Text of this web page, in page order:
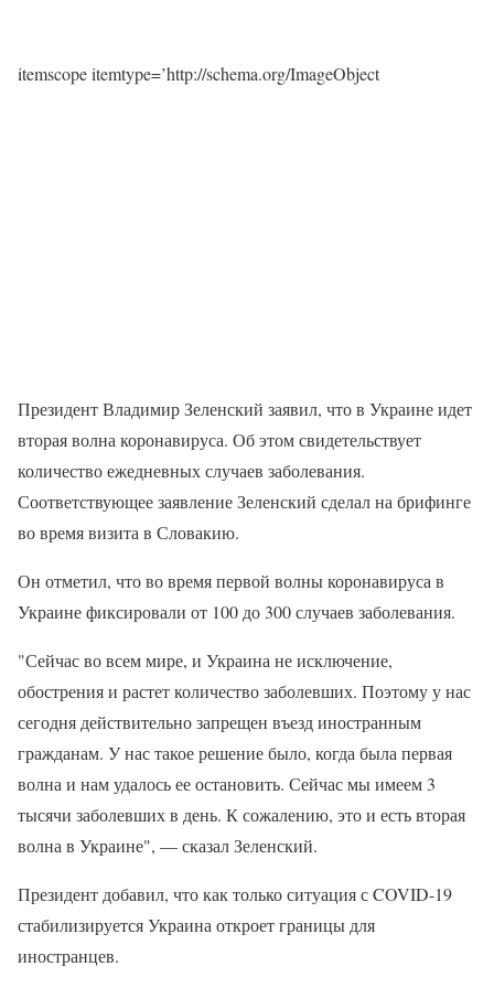
itemscope itemtype=’http://schema.org/ImageObject
Президент Владимир Зеленский заявил, что в Украине идет
вторая волна коронавируса. Об этом свидетельствует
количество ежедневных случаев заболевания.
Соответствующее заявление Зеленский сделал на брифинге
во время визита в Словакию.
Он отметил, что во время первой волны коронавируса в
Украине фиксировали от 100 до 300 случаев заболевания.
"Сейчас во всем мире, и Украина не исключение,
обострения и растет количество заболевших. Поэтому у нас
сегодня действительно запрещен въезд иностранным
гражданам. У нас такое решение было, когда была первая
волна и нам удалось ее остановить. Сейчас мы имеем 3
тысячи заболевших в день. К сожалению, это и есть вторая
волна в Украине", — сказал Зеленский.
Президент добавил, что как только ситуация с COVID-19
стабилизируется Украина откроет границы для
иностранцев.